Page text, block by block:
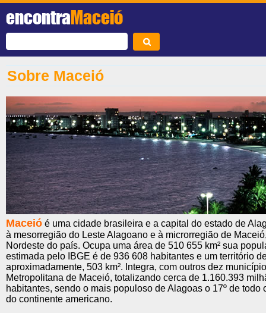
encontraMaceió
Sobre Maceió
Maceió é uma cidade brasileira e a capital do estado de
à mesorregião do Leste Alagoano e à microrregião de
Nordeste do país. Ocupa uma área de 510 655 km² sua
estimada pelo IBGE é de 936 608 habitantes e um território
aproximadamente, 503 km². Integra, com outros dez
Metropolitana de Maceió, totalizando cerca de 1.160.393
habitantes, sendo o mais populoso de Alagoas o 17º de todo
do continente americano.